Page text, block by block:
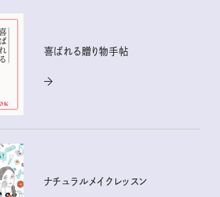
喜ばれる贈り物手帖
ナチュラルメイクレッスン